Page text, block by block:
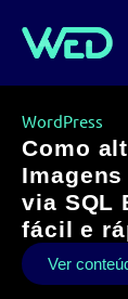
WordPress
Como
via SQL
fácil e
Ver